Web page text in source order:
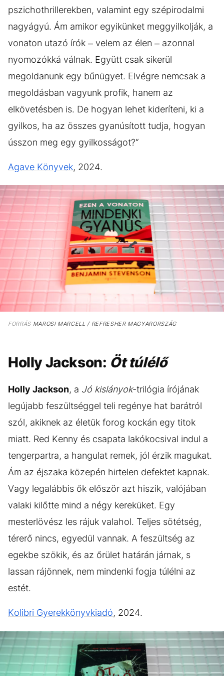
pszichothrillerekben, valamint egy szépirodalmi
nagyágyú. Ám amikor egyikünket meggyilkolják, a
vonaton utazó írók – velem az élen – azonnal
nyomozókká válnak. Együtt csak sikerül
megoldanunk egy bűnügyet. Elvégre nemcsak a
megoldásban vagyunk profik, hanem az
elkövetésben is. De hogyan lehet kideríteni, ki a
gyilkos, ha az összes gyanúsított tudja, hogyan
ússzon meg egy gyilkosságot?“
Agave Könyvek, 2024.
FORRÁSMAROSI MARCELL / REFRESHER MAGYARORSZÁG
Holly Jackson: Öt túlélő
Holly Jackson, a Jó kislányok-trilógia írójának
legújabb feszültséggel teli regénye hat barátról
szól, akiknek az életük forog kockán egy titok
miatt. Red Kenny és csapata lakókocsival indul a
tengerpartra, a hangulat remek, jól érzik magukat.
Ám az éjszaka közepén hirtelen defektet kapnak.
Vagy legalábbis ők először azt hiszik, valójában
valaki kilőtte mind a négy kereküket. Egy
mesterlövész les rájuk valahol. Teljes sötétség,
térerő nincs, egyedül vannak. A feszültség az
egekbe szökik, és az őrület határán járnak, s
lassan rájönnek, nem mindenki fogja túlélni az
estét.
Kolibri Gyerekkönyvkiadó, 2024.